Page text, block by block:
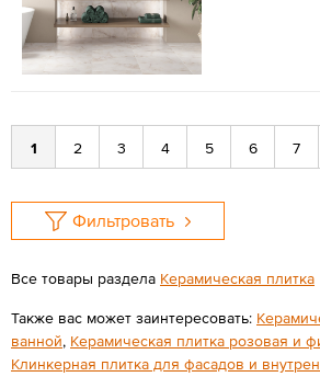
1 2 3 4 5 6 7
Фильтровать
Все товары раздела Керамическая плитка
Также вас может заинтересовать:
ванной, Керамическая плитка розовая и
Клинкерная плитка для фасадов и